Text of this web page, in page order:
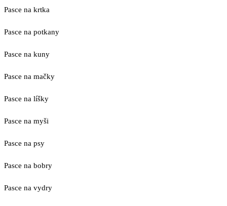
Pasce na krtka
Pasce na potkany
Pasce na kuny
Pasce na mačky
Pasce na líšky
Pasce na myši
Pasce na psy
Pasce na bobry
Pasce na vydry